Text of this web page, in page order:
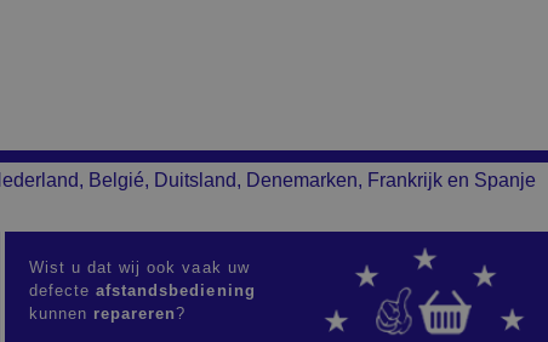
Belgié, Duitsland, Denemarken, Frankrijk en Spanje
Wist u dat wij ook vaak uw
defecteafstandsbediening
kunnen repareren?